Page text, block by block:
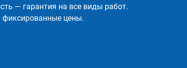
— гарантия на все виды работ.
фиксированные цены.